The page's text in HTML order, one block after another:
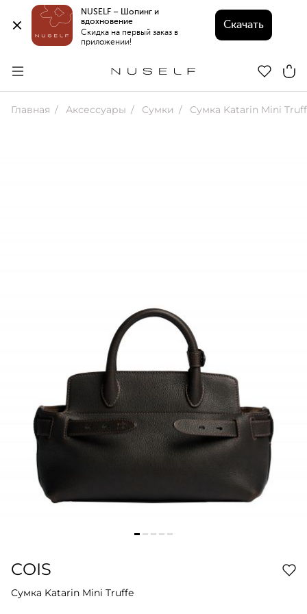
NUSELF – Шопинг и
вдохновение
Скидка на первый заказ в
приложении!
Скачать
Главная Аксессуары Сумки Сумка Katarin Mini
COIS
Сумка Katarin Mini Truffe